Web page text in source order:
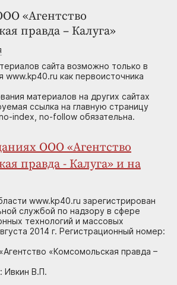
«Агентство
правда – Калуга»
сайта возможно только в
www.kp40.ru как первоисточника
материалов на других сайтах
ссылка на главную страницу
index, no-follow обязательна.
ООО «Агентство
правда - Калуга» и на
www.kp40.ru зарегистрирован
службой по надзору в сфере
технологий и массовых
2014 г. Регистрационный номер:
«Комсомольская правда –
Ивкин В.П.